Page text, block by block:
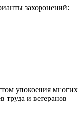
захоронений:
упокоения многих
труда и ветеранов